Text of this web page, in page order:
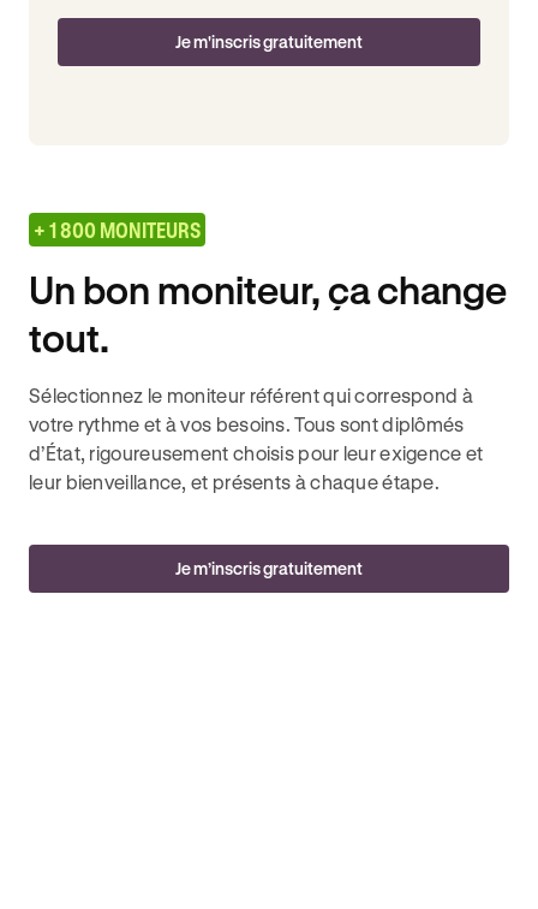
Je m'inscris gratuitement
+ 1 800 MONITEURS
Un bon moniteur, ça change
tout.
Sélectionnez le moniteur référent qui correspond à
votre rythme et à vos besoins. Tous sont diplômés
d’État, rigoureusement choisis pour leur exigence et
leur bienveillance, et présents à chaque étape.
Je m’inscris gratuitement